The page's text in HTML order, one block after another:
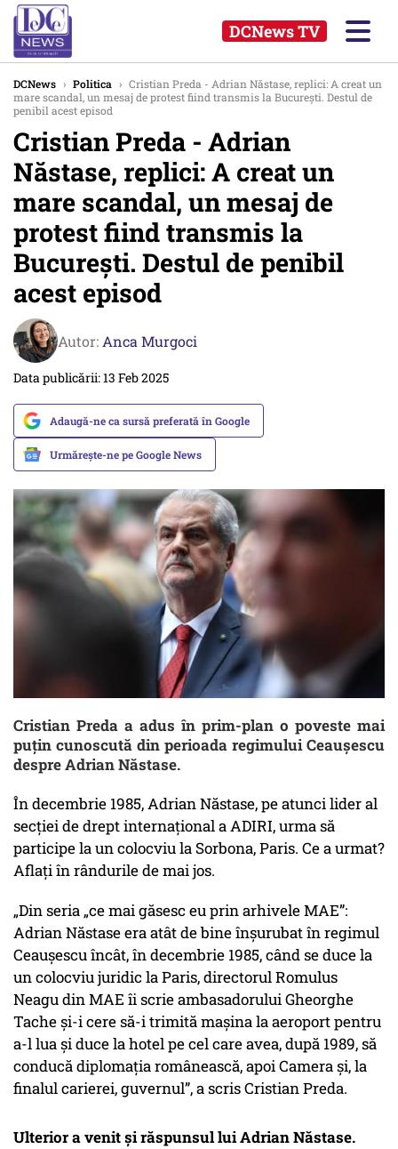
DCNews TV
DCNews › Politica › Cristian Preda - Adrian Năstase, replici: A creat un
mare scandal, un mesaj de protest fiind transmis la București. Destul de
penibil acest episod
Cristian Preda - Adrian
Năstase, replici: A creat un
mare scandal, un mesaj de
protest fiind transmis la
București. Destul de penibil
acest episod
Autor: Anca Murgoci
Data publicării: 13 Feb 2025
Adaugă-ne ca sursă preferată în Google
Urmărește-ne pe Google News
Cristian Preda a adus în prim-plan o poveste mai
puțin cunoscută din perioada regimului Ceaușescu
despre Adrian Năstase.
În decembrie 1985, Adrian Năstase, pe atunci lider al
secției de drept internațional a ADIRI, urma să
participe la un colocviu la Sorbona, Paris. Ce a urmat?
Aflați în rândurile de mai jos.
„Din seria „ce mai găsesc eu prin arhivele MAE”:
Adrian Năstase era atât de bine înșurubat în regimul
Ceaușescu încât, în decembrie 1985, când se duce la
un colocviu juridic la Paris, directorul Romulus
Neagu din MAE îi scrie ambasadorului Gheorghe
Tache și-i cere să-i trimită mașina la aeroport pentru
a-l lua și duce la hotel pe cel care avea, după 1989, să
conducă diplomația românească, apoi Camera și, la
finalul carierei, guvernul”, a scris Cristian Preda.
Ulterior a venit și răspunsul lui Adrian Năstase.